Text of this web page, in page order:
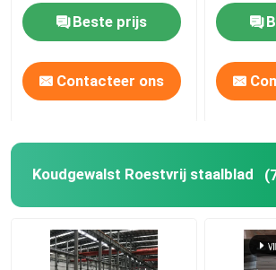
op
Beste prijs
Contacteer ons
Koudgewalst Roestvrij staalblad